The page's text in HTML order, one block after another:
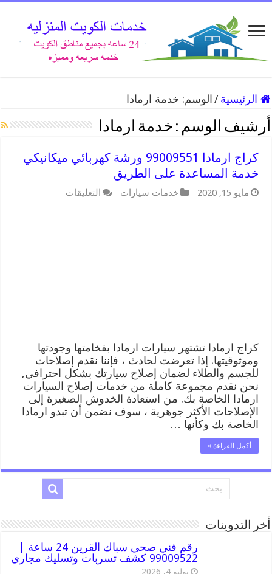
الرئيسية / الوسم: خدمة ارمادا
أرشيف الوسم : خدمة ارمادا
كراج ارمادا 99009551 ورشة كهربائي ميكانيكي
خدمة المساعدة على الطريق
مايو 15, 2020 خدمات سيارات التعليقات
كراج ارمادا تشتهر سيارات ارمادا بفخامتها وجودتها
وموثوقيتها. إذا تعرضت لحادث ، فإننا نقدم إصلاحات
للجسم والطلاء لضمان إصلاح سيارتك بشكل احترافي,
نحن نقدم مجموعة كاملة من خدمات إصلاح السيارات
ارمادا الخاصة بك. من استعادة الخدوش الصغيرة إلى
الإصلاحات الأكثر جوهرية ، سوف نضمن أن تبدو ارمادا
الخاصة بك وكأنها …
أكمل القراءة »
أخر التدوينات
رقم فني صحي سباك القرين 24 ساعة |
99009522 كشف تسربات وتسليك مجاري
يوليو 4, 2026